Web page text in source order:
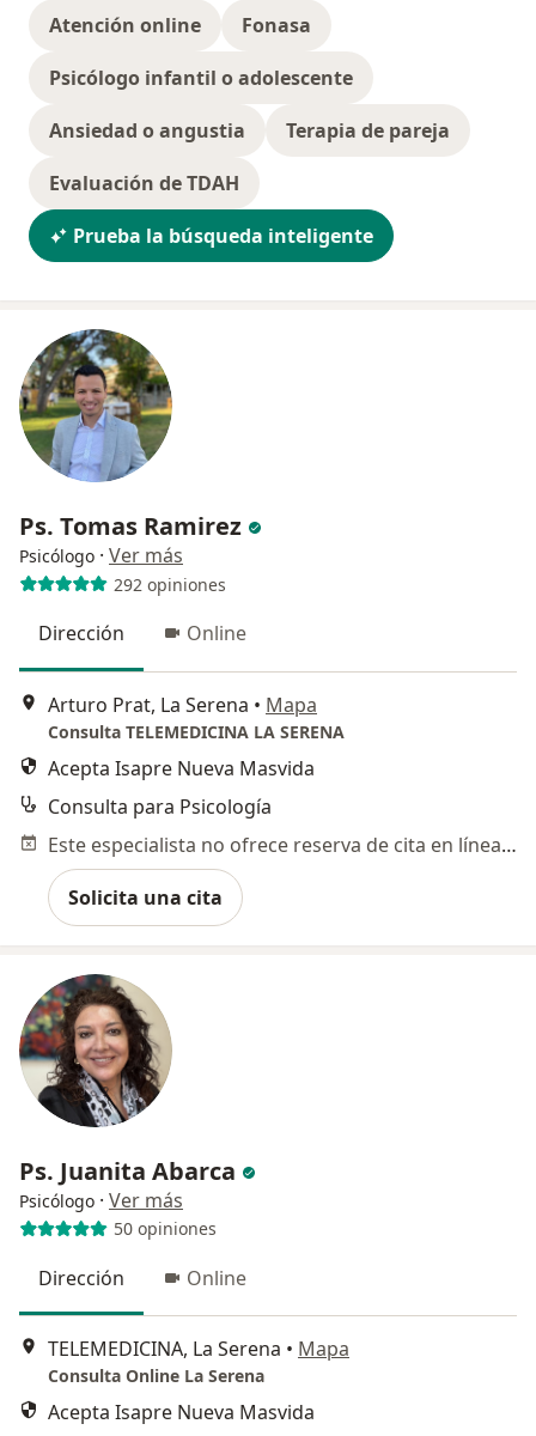
Atención online
Fonasa
Psicólogo infantil o adolescente
Ansiedad o angustia
Terapia de pareja
Evaluación de TDAH
Prueba la búsqueda inteligente
Ps. Tomas Ramirez
Psicólogo · Ver más
292 opiniones
Dirección Online
Arturo Prat, La Serena • Mapa
Consulta TELEMEDICINA LA SERENA
Acepta Isapre Nueva Masvida
Consulta para Psicología
Este especialista no ofrece reserva de cita en línea en esta dirección.
Solicita una cita
Ps. Juanita Abarca
Psicólogo · Ver más
50 opiniones
Dirección Online
TELEMEDICINA, La Serena • Mapa
Consulta Online La Serena
Acepta Isapre Nueva Masvida